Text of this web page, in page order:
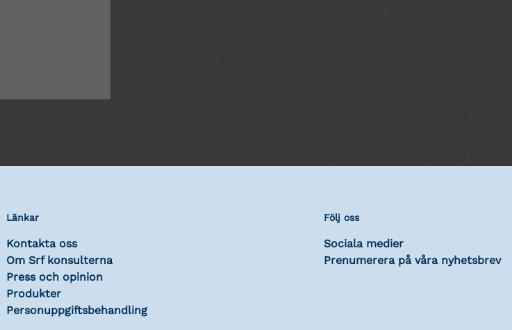
Länkar
Kontakta oss
Om Srf konsulterna
Press och opinion
Produkter
Personuppgiftsbehandling
Följ oss
Sociala medier
Prenumerera på våra nyhetsbrev